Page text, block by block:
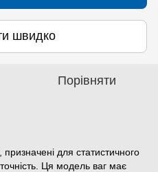
швидко
Порівняти
для статистичного
Ця модель ваг має